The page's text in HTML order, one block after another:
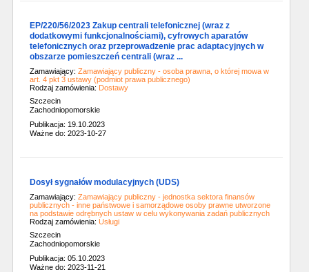
EP/220/56/2023 Zakup centrali telefonicznej (wraz z
dodatkowymi funkcjonalnościami), cyfrowych aparatów
telefonicznych oraz przeprowadzenie prac adaptacyjnych w
obszarze pomieszczeń centrali (wraz ...
Zamawiający: Zamawiający publiczny - osoba prawna, o której mowa w
art. 4 pkt 3 ustawy (podmiot prawa publicznego)
Rodzaj zamówienia: Dostawy
Szczecin
Zachodniopomorskie
Publikacja: 19.10.2023
Ważne do: 2023-10-27
Dosył sygnałów modulacyjnych (UDS)
Zamawiający: Zamawiający publiczny - jednostka sektora finansów
publicznych - inne państwowe i samorządowe osoby prawne utworzone
na podstawie odrębnych ustaw w celu wykonywania zadań publicznych
Rodzaj zamówienia: Usługi
Szczecin
Zachodniopomorskie
Publikacja: 05.10.2023
Ważne do: 2023-11-21